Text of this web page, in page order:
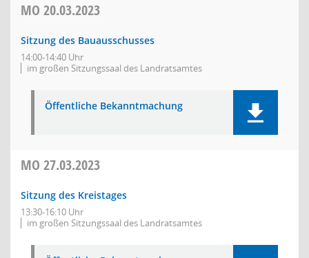
MO 20.03.2023
Sitzung des Bauausschusses
14:00-14:40 Uhr
im großen Sitzungssaal des Landratsamtes
Öffentliche Bekanntmachung
MO 27.03.2023
Sitzung des Kreistages
13:30-16:10 Uhr
im großen Sitzungssaal des Landratsamtes